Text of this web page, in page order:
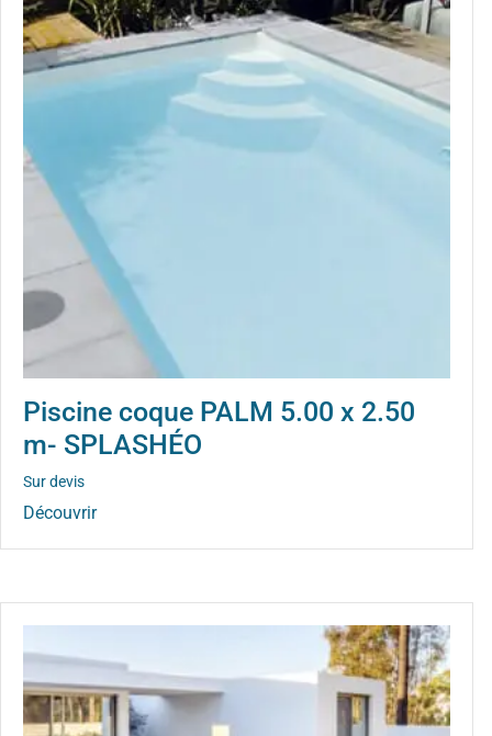
Piscine coque PALM 5.00 x 2.50
m- SPLASHÉO
Sur devis
Découvrir